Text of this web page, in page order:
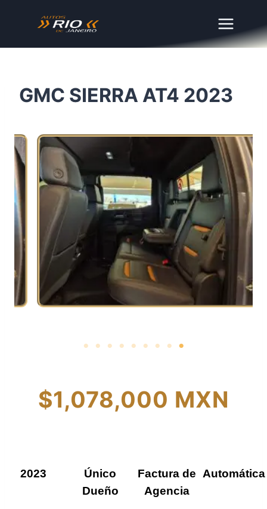
GMC SIERRA AT4 2023
$1,078,000 MXN
2023
Único
Dueño
Factura de
Agencia
Automática